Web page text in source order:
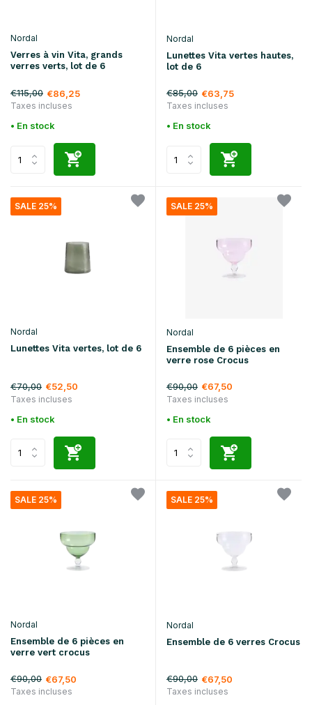
Nordal
Verres à vin Vita, grands
verres verts, lot de 6
€115,00 €86,25
Taxes incluses
• En stock
Nordal
Lunettes Vita vertes hautes,
lot de 6
€85,00 €63,75
Taxes incluses
• En stock
SALE 25%
Nordal
Lunettes Vita vertes, lot de 6
€70,00 €52,50
Taxes incluses
• En stock
SALE 25%
Nordal
Ensemble de 6 pièces en
verre rose Crocus
€90,00 €67,50
Taxes incluses
• En stock
SALE 25%
Nordal
Ensemble de 6 pièces en
verre vert crocus
€90,00 €67,50
Taxes incluses
SALE 25%
Nordal
Ensemble de 6 verres Crocus
€90,00 €67,50
Taxes incluses